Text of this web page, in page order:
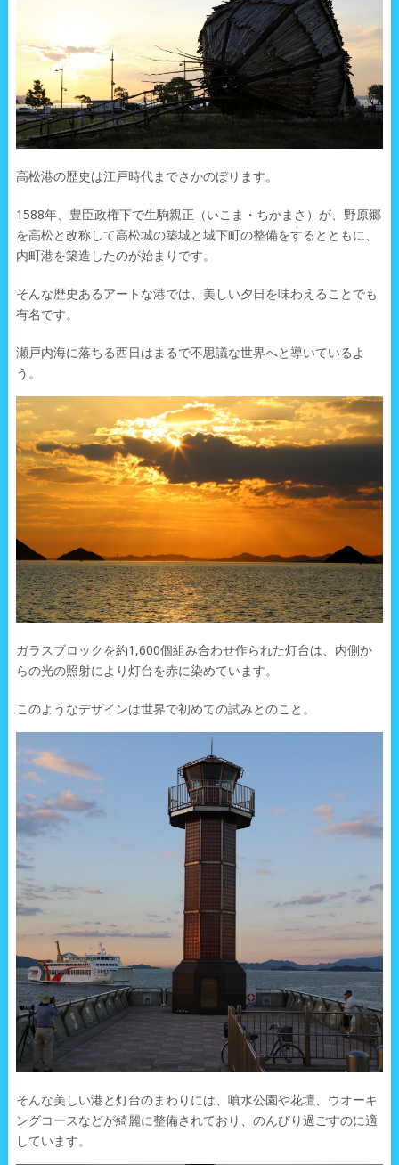
高松港の歴史は江戸時代までさかのぼります。
1588年、豊臣政権下で生駒親正（いこま・ちかまさ）が、野原郷
を高松と改称して高松城の築城と城下町の整備をするとともに、
内町港を築造したのが始まりです。
そんな歴史あるアートな港では、美しい夕日を味わえることでも
有名です。
瀬戸内海に落ちる西日はまるで不思議な世界へと導いているよ
う。
ガラスブロックを約1,600個組み合わせ作られた灯台は、内側か
らの光の照射により灯台を赤に染めています。
このようなデザインは世界で初めての試みとのこと。
そんな美しい港と灯台のまわりには、噴水公園や花壇、ウオーキ
ングコースなどが綺麗に整備されており、のんびり過ごすのに適
しています。